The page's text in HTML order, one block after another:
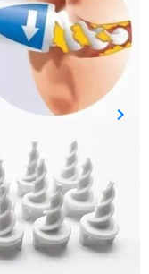
keyboard_arrow_right